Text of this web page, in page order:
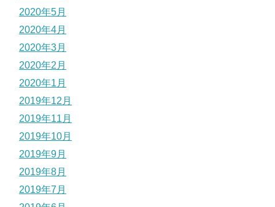
2020年5月
2020年4月
2020年3月
2020年2月
2020年1月
2019年12月
2019年11月
2019年10月
2019年9月
2019年8月
2019年7月